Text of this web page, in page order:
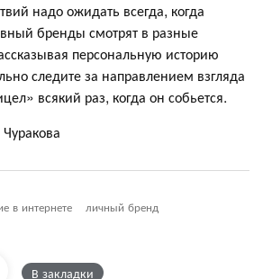
надо ожидать всегда, когда
бренды смотрят в разные
персональную историю
следите за направлением взгляда
всякий раз, когда он собьется.
в интернете личный бренд
В закладки